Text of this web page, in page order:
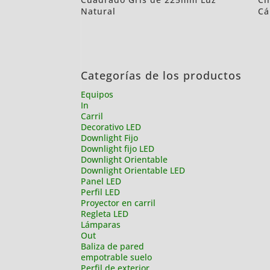
Natural
Categorías de los productos
Equipos
In
Carril
Decorativo LED
Downlight Fijo
Downlight fijo LED
Downlight Orientable
Downlight Orientable LED
Panel LED
Perfil LED
Proyector en carril
Regleta LED
Lámparas
Out
Baliza de pared
empotrable suelo